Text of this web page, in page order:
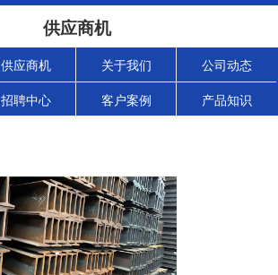
供应商机
供应商机 关于我们 公司动态
招聘中心 客户案例 产品知识